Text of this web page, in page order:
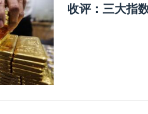
收评：三大指